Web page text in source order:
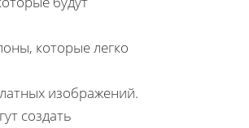
которые легко
изображений.
создать